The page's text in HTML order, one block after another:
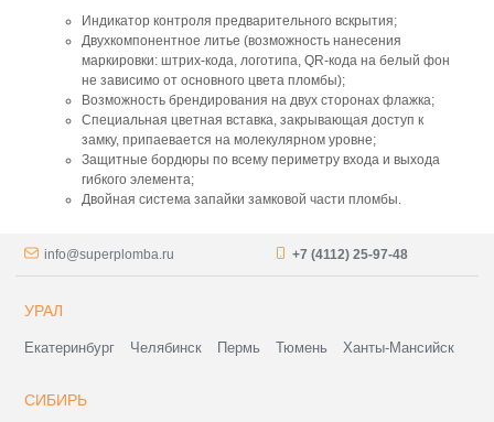
Индикатор контроля предварительного вскрытия;
Двухкомпонентное литье (возможность нанесения
маркировки: штрих-кода, логотипа, QR-кода на белый фон
не зависимо от основного цвета пломбы);
Возможность брендирования на двух сторонах флажка;
Специальная цветная вставка, закрывающая доступ к
замку, припаевается на молекулярном уровне;
Защитные бордюры по всему периметру входа и выхода
гибкого элемента;
Двойная система запайки замковой части пломбы.
info@superplomba.ru +7 (4112) 25-97-48
УРАЛ
Екатеринбург Челябинск Пермь Тюмень Ханты-Мансийск
СИБИРЬ